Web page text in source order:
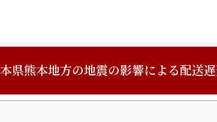
本県熊本地方の地震の影響による配送